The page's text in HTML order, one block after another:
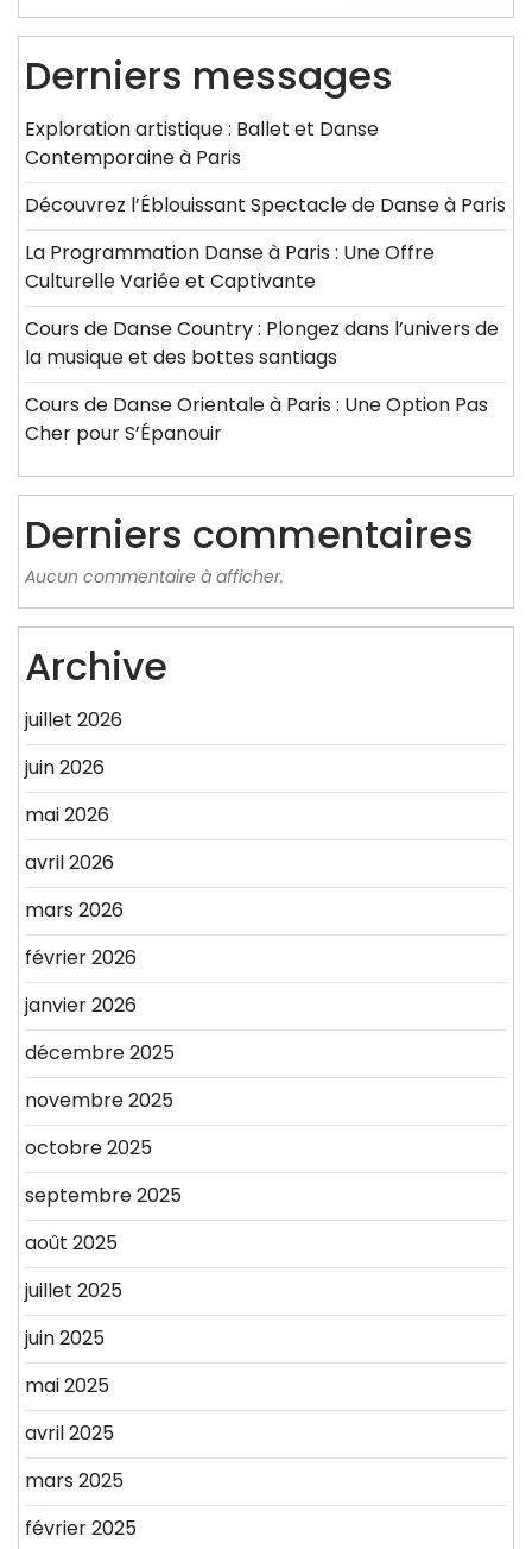
Derniers messages
Exploration artistique : Ballet et Danse
Contemporaine à Paris
Découvrez l’Éblouissant Spectacle de Danse à Paris
La Programmation Danse à Paris : Une Offre
Culturelle Variée et Captivante
Cours de Danse Country : Plongez dans l’univers de
la musique et des bottes santiags
Cours de Danse Orientale à Paris : Une Option Pas
Cher pour S’Épanouir
Derniers commentaires
Aucun commentaire à afficher.
Archive
juillet 2026
juin 2026
mai 2026
avril 2026
mars 2026
février 2026
janvier 2026
décembre 2025
novembre 2025
octobre 2025
septembre 2025
août 2025
juillet 2025
juin 2025
mai 2025
avril 2025
mars 2025
février 2025